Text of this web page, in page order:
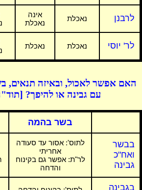
לרבנן נאכלת
אינה
נאכלת
לר' יוסי נאכלת נאכלת
האם אפשר לאכול, ובאיזה תנאים,
עם גבינה או להיפך?
בשר בהמה
בבשר
ואח"כ
גבינה
לתוס': אסור עד סעודה
אחריתי
לר"ת: אפשר גם בקינוח
והדחה
בגבינה